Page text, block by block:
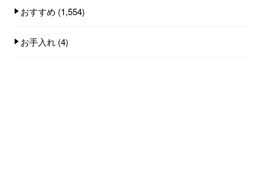
おすすめ (1,554)
お手入れ (4)